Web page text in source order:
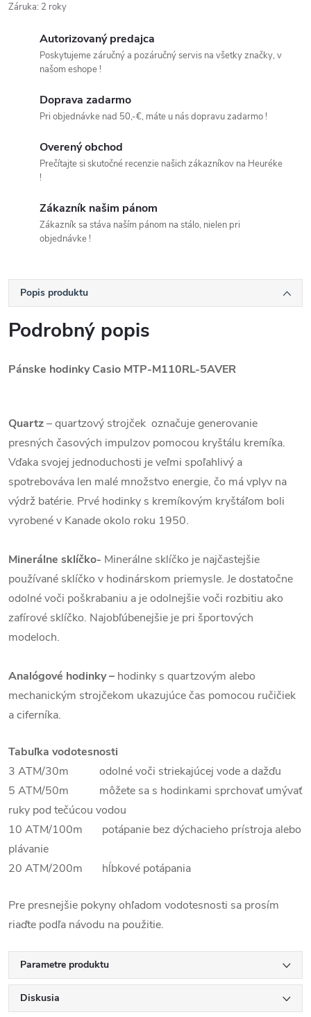
Záruka: 2 roky
Autorizovaný predajca
Poskytujeme záručný a pozáručný servis na všetky značky, v
našom eshope !
Doprava zadarmo
Pri objednávke nad 50,-€, máte u nás dopravu zadarmo !
Overený obchod
Prečítajte si skutočné recenzie našich zákazníkov na Heuréke
!
Zákazník našim pánom
Zákazník sa stáva naším pánom na stálo, nielen pri
objednávke !
Popis produktu
Podrobný popis
Pánske hodinky Casio MTP-M110RL-5AVER
Quartz– quartzový strojček označuje generovanie
presných časových impulzov pomocou kryštálu kremíka.
Vďaka svojej jednoduchosti je veľmi spoľahlivý a
spotrebováva len malé množstvo energie, čo má vplyv na
výdrž batérie. Prvé hodinky s kremíkovým kryštáľom boli
vyrobené v Kanade okolo roku 1950.
Minerálne sklíčko- Minerálne sklíčko je najčastejšie
používané sklíčko v hodinárskom priemysle. Je dostatočne
odolné voči poškrabaniu a je odolnejšie voči rozbitiu ako
zafírové sklíčko. Najobľúbenejšie je pri športových
modeloch.
Analógové hodinky – hodinky s quartzovým alebo
mechanickým strojčekom ukazujúce čas pomocou ručičiek
a ciferníka.
Tabuľka vodotesnosti
3 ATM/30m odolné voči striekajúcej vode a dažďu
5 ATM/50m môžete sa s hodinkami sprchovať umývať
ruky pod tečúcou vodou
10 ATM/100m potápanie bez dýchacieho prístroja alebo
plávanie
20 ATM/200m hĺbkové potápania
Pre presnejšie pokyny ohľadom vodotesnosti sa prosím
riaďte podľa návodu na použitie.
Parametre produktu
Diskusia